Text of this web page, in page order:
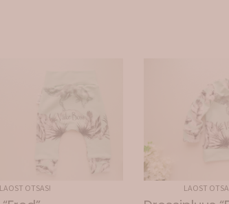
LAOST OTSAS! LAOST